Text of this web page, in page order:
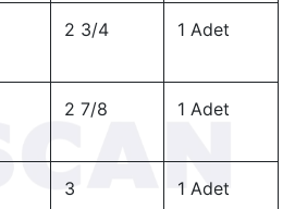
2 3/4 1 Adet
2 7/8 1 Adet
3 1 Adet